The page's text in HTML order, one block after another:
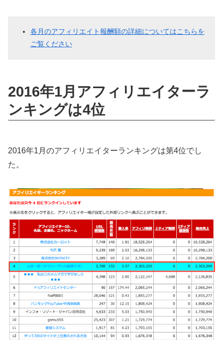
各月のアフィリエイト報酬額の詳細についてはこちらを
ご覧ください
2016年1月アフィリエイターラ
ンキングは4位
2016年1月のアフィリエイターランキングは第4位でし
た。